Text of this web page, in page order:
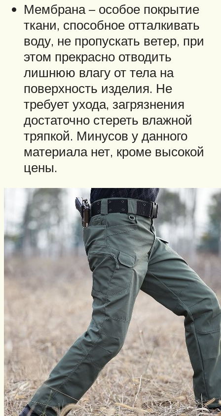
Мембрана – особое покрытие
ткани, способное отталкивать
воду, не пропускать ветер, при
этом прекрасно отводить
лишнюю влагу от тела на
поверхность изделия. Не
требует ухода, загрязнения
достаточно стереть влажной
тряпкой. Минусов у данного
материала нет, кроме высокой
цены.